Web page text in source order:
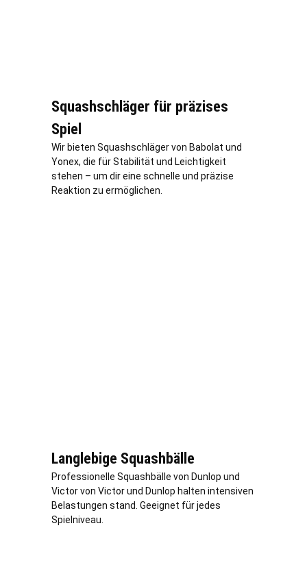
Squashschläger für präzises
Spiel
Wir bieten Squashschläger von Babolat und
Yonex, die für Stabilität und Leichtigkeit
stehen – um dir eine schnelle und präzise
Reaktion zu ermöglichen.
Langlebige Squashbälle
Professionelle Squashbälle von Dunlop und
Victor von Victor und Dunlop halten intensiven
Belastungen stand. Geeignet für jedes
Spielniveau.